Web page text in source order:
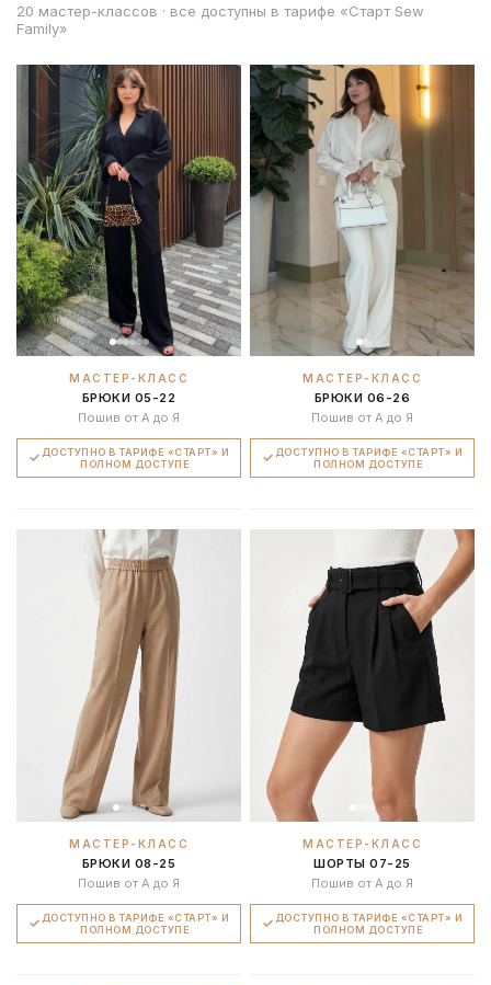
20 мастер-классов · все доступны в тарифе «Старт Sew
Family»
МАСТЕР-КЛАСС
БРЮКИ 05-22
Пошив от А до Я
ДОСТУПНО В ТАРИФЕ «СТАРТ» И
ПОЛНОМ ДОСТУПЕ
МАСТЕР-КЛАСС
БРЮКИ 06-26
Пошив от А до Я
ДОСТУПНО В ТАРИФЕ «СТАРТ» И
ПОЛНОМ ДОСТУПЕ
МАСТЕР-КЛАСС
БРЮКИ 08-25
Пошив от А до Я
ДОСТУПНО В ТАРИФЕ «СТАРТ» И
ПОЛНОМ ДОСТУПЕ
МАСТЕР-КЛАСС
ШОРТЫ 07-25
Пошив от А до Я
ДОСТУПНО В ТАРИФЕ «СТАРТ» И
ПОЛНОМ ДОСТУПЕ